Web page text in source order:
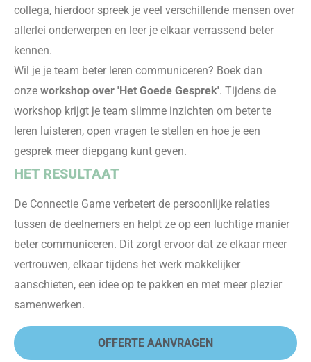
collega, hierdoor spreek je veel verschillende mensen over
allerlei onderwerpen en leer je elkaar verrassend beter
kennen.
Wil je je team beter leren communiceren? Boek dan
onze workshop over 'Het Goede Gesprek'. Tijdens de
workshop krijgt je team slimme inzichten om beter te
leren luisteren, open vragen te stellen en hoe je een
gesprek meer diepgang kunt geven.
HET RESULTAAT
De Connectie Game verbetert de persoonlijke relaties
tussen de deelnemers en helpt ze op een luchtige manier
beter communiceren. Dit zorgt ervoor dat ze elkaar meer
vertrouwen, elkaar tijdens het werk makkelijker
aanschieten, een idee op te pakken en met meer plezier
samenwerken.
OFFERTE AANVRAGEN